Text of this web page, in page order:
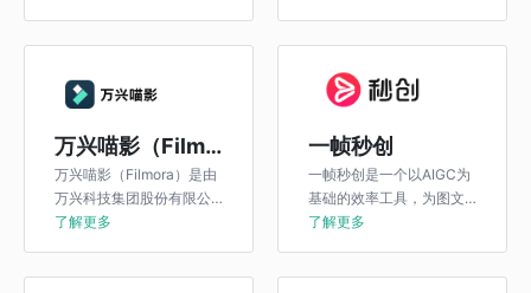
万兴喵影（Filmora）
万兴喵影（Filmora）是由
万兴科技集团股份有限公
司深圳分公司开发的一款
了解更多
一帧秒创
一帧秒创是一个以AIGC为
基础的效率工具，为图文
创作者和营销机构提供一
了解更多